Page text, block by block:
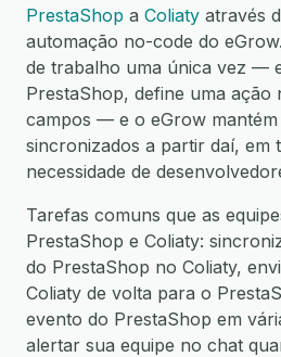
PrestaShop a Coliaty através
automação no-code do
de trabalho uma única vez —
PrestaShop, define uma ação
campos — e o eGrow
sincronizados a partir daí, em
necessidade de
Tarefas comuns que as
PrestaShop e Coliaty:
do PrestaShop no Coliaty,
Coliaty de volta para o
evento do PrestaShop em
alertar sua equipe no chat